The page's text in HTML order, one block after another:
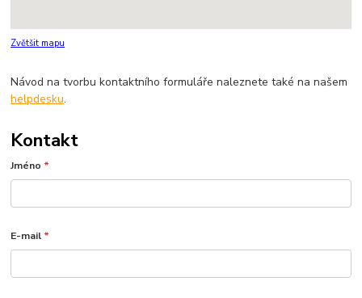
Zvětšit mapu
Návod na tvorbu kontaktního formuláře naleznete také na našem
helpdesku.
Kontakt
Jméno *
E-mail *